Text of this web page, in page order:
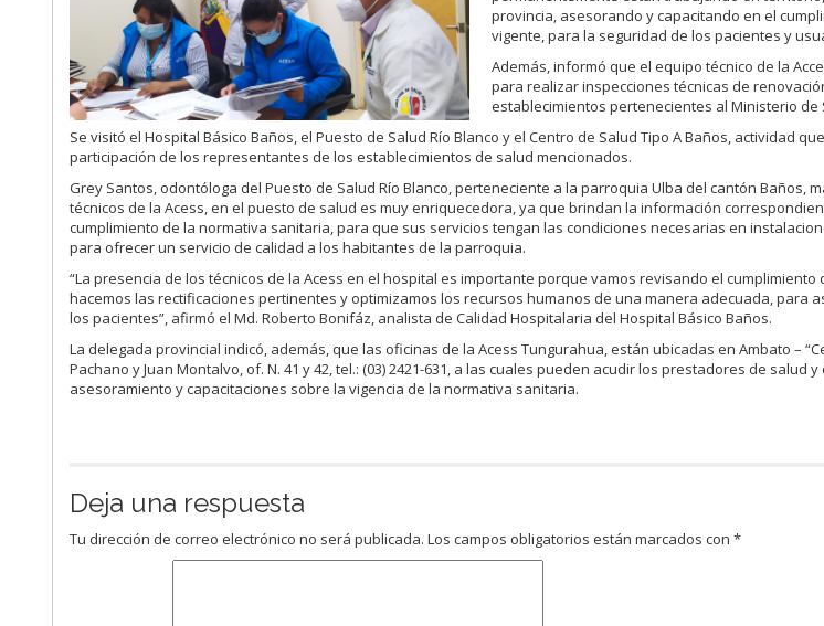
provincia, asesorando y capacitando en el
vigente, para la seguridad de los pacientes y
Además, informó que el equipo técnico de la
para realizar inspecciones técnicas de
establecimientos pertenecientes al Ministerio de
Se visitó el Hospital Básico Baños, el Puesto de Salud Río Blanco y el Centro de Salud Tipo A Baños, actividad
participación de los representantes de los establecimientos de salud mencionados.
Grey Santos, odontóloga del Puesto de Salud Río Blanco, perteneciente a la parroquia Ulba del cantón Baños,
técnicos de la Acess, en el puesto de salud es muy enriquecedora, ya que brindan la información
cumplimiento de la normativa sanitaria, para que sus servicios tengan las condiciones necesarias en
para ofrecer un servicio de calidad a los habitantes de la parroquia.
“La presencia de los técnicos de la Acess en el hospital es importante porque vamos revisando el
hacemos las rectificaciones pertinentes y optimizamos los recursos humanos de una manera adecuada, para
los pacientes”, afirmó el Md. Roberto Bonifáz, analista de Calidad Hospitalaria del Hospital Básico Baños.
La delegada provincial indicó, además, que las oficinas de la Acess Tungurahua, están ubicadas en Ambato –
Pachano y Juan Montalvo, of. N. 41 y 42, tel.: (03) 2421-631, a las cuales pueden acudir los prestadores de salud
asesoramiento y capacitaciones sobre la vigencia de la normativa sanitaria.
Deja una respuesta
Tu dirección de correo electrónico no será publicada. Los campos obligatorios están marcados con*